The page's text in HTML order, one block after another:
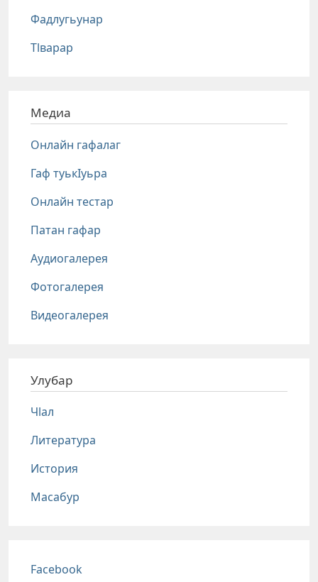
Фадлугьунар
Тlварар
Медиа
Онлайн гафалаг
Гаф туькIуьра
Онлайн тестар
Патан гафар
Аудиогалерея
Фотогалерея
Видеогалерея
Улубар
Чlал
Литература
История
Масабур
Соц сети
Facebook